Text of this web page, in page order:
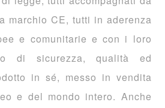
marchio CE, tutti in aderenza
e comunitarie e con i loro
di sicurezza, qualità ed
in sé, messo in vendita
e del mondo intero. Anche